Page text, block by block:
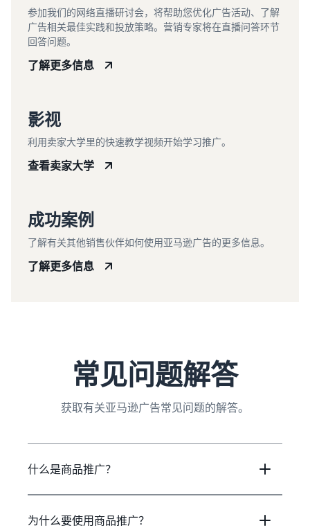
参加我们的网络直播研讨会，将帮助您优化广告活动、了解
广告相关最佳实践和投放策略。营销专家将在直播问答环节
回答问题。
了解更多信息
影视
利用卖家大学里的快速教学视频开始学习推广。
查看卖家大学
成功案例
了解有关其他销售伙伴如何使用亚马逊广告的更多信息。
了解更多信息
常见问题解答
获取有关亚马逊广告常见问题的解答。
什么是商品推广？
为什么要使用商品推广？